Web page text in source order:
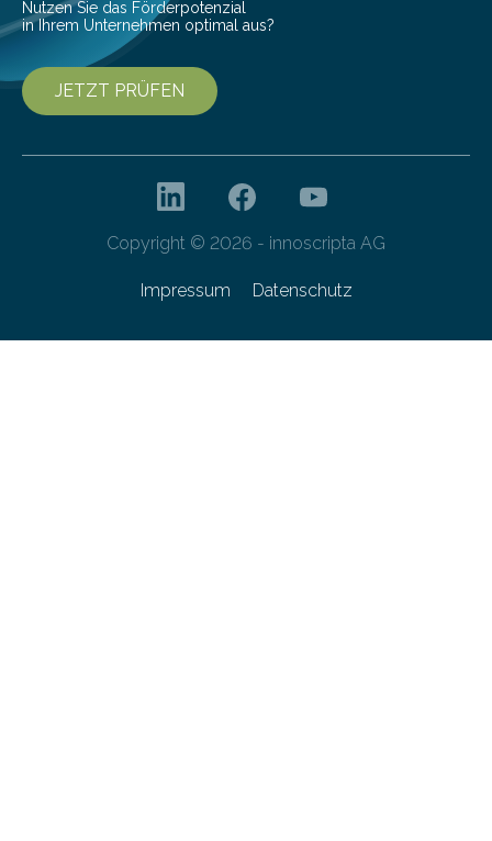
Nutzen Sie das Förderpotenzial
in Ihrem Unternehmen optimal aus?
JETZT PRÜFEN
Copyright © 2026 - innoscripta AG
Impressum Datenschutz